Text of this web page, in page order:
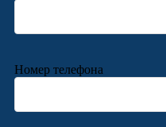
Номер телефона